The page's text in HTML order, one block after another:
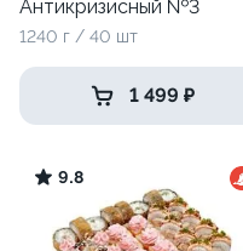
Антикризисный №3
1240 г / 40 шт
1 499 ₽
9.8